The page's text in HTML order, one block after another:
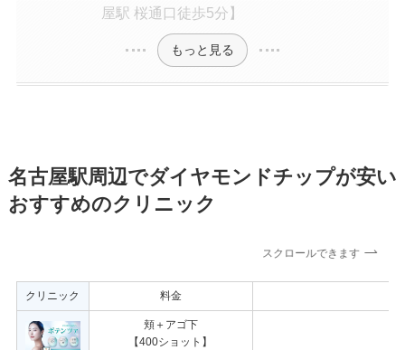
屋駅 桜通口徒歩5分】
もっと見る
名古屋駅周辺でダイヤモンドチップが安い
おすすめのクリニック
スクロールできます
クリニック 料金
頬＋アゴ下
【400ショット】